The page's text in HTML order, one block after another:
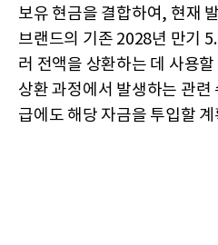
보유 현금을 결합하여, 현재
브랜드의 기존 2028년 만기
러 전액을 상환하는 데 사용
상환 과정에서 발생하는 관련
급에도 해당 자금을 투입할